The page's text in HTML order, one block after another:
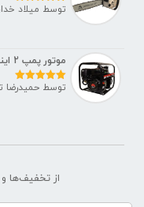
نمره از 5
توسط میلاد
موتور پمپ 2 اينچ كلاسيك بنزينی طرح هوندا
نمره 5از 5
توسط حمیدرضا
از تخفیف‌ها